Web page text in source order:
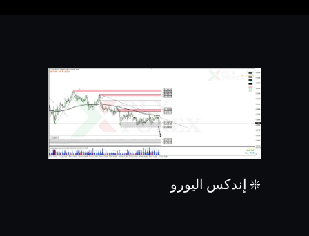
❇️ إندكس اليورو